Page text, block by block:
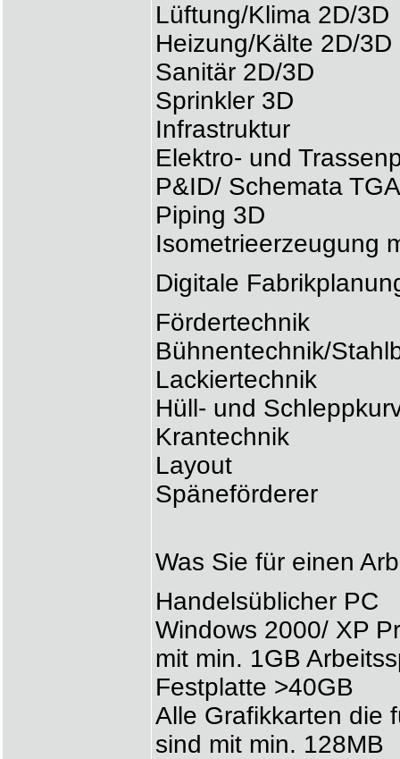
Lüftung/Klima 2D/3D
Heizung/Kälte 2D/3D
Sanitär 2D/3D
Sprinkler 3D
Infrastruktur
Elektro- und
P&ID/ Schemata TGA
Piping 3D
Isometrieerzeugung
Digitale
Fördertechnik
Bühnentechnik/
Lackiertechnik
Hüll- und
Krantechnik
Layout
Späneförderer
Was Sie für einen
Handelsüblicher PC
Windows 2000/ XP
mit min. 1GB
Festplatte >40GB
Alle Grafikkarten die
sind mit min. 128MB